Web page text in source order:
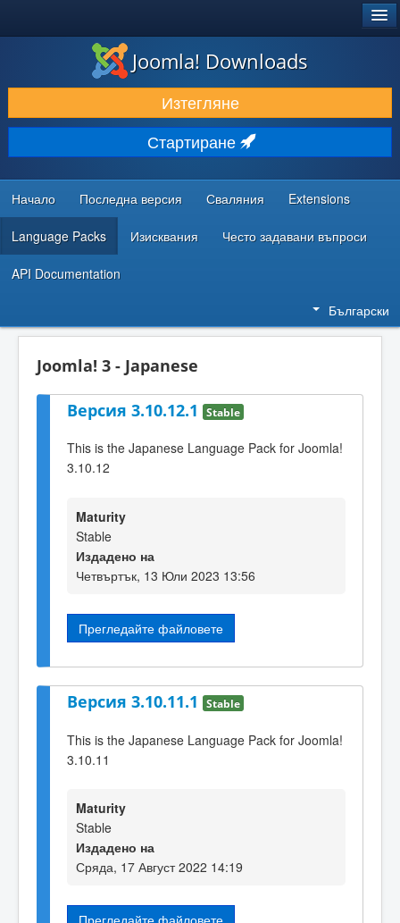
ИЗТЕГЛЯНЕ & РАЗШИРЯВАНЕ
ОТКРИВАЙТЕ & УЧЕТЕ
ОБЩНОСТ & ПОДДРЪЖКА
РЕСУРСИ ЗА РАЗРАБОТКА
Joomla! Downloads
Изтегляне
Стартиране
Начало Последна версия Сваляния Extensions
Language Packs Изисквания Често задавани въпроси
API Documentation
Български
Joomla! 3 - Japanese
Версия 3.10.12.1 Stable
This is the Japanese Language Pack for Joomla!
3.10.12
Maturity
Stable
Издадено на
Четвъртък, 13 Юли 2023 13:56
Прегледайте файловете
Версия 3.10.11.1 Stable
This is the Japanese Language Pack for Joomla!
3.10.11
Maturity
Stable
Издадено на
Сряда, 17 Август 2022 14:19
Прегледайте файловете